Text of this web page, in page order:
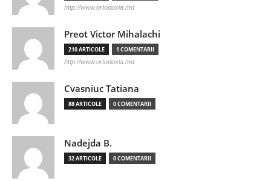
http://www.ortodoxia.md
Preot Victor Mihalachi
210 ARTICOLE 1 COMENTARII
http://www.ortodoxia.md
Cvasniuc Tatiana
88 ARTICOLE 0 COMENTARII
Nadejda B.
32 ARTICOLE 0 COMENTARII